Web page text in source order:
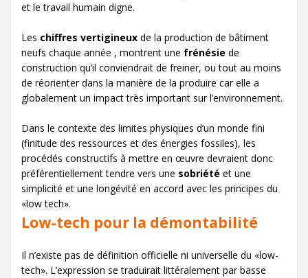
et le travail humain digne.
Les chiffres vertigineux de la production de bâtiment
neufs chaque année , montrent une frénésie de
construction qu’il conviendrait de freiner, ou tout au moins
de réorienter dans la manière de la produire car elle a
globalement un impact très important sur l’environnement.
Dans le contexte des limites physiques d’un monde fini
(finitude des ressources et des énergies fossiles), les
procédés constructifs à mettre en œuvre devraient donc
préférentiellement tendre vers une sobriété et une
simplicité et une longévité en accord avec les principes du
«low tech».
Low-tech pour la démontabilité
Il n’existe pas de définition officielle ni universelle du «low-
tech». L’expression se traduirait littéralement par basse